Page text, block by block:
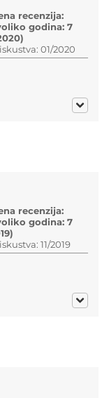
recenzija:
godina: 7
01/2020
recenzija:
godina: 7
11/2019